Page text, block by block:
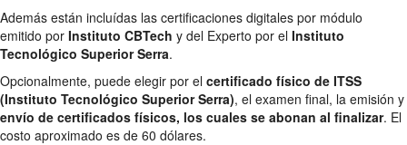
Además están incluídas las certificaciones digitales por módulo
emitido por Instituto CBTech y del Experto por el Instituto
Tecnológico Superior Serra.
Opcionalmente, puede elegir por el certificado físico de ITSS
(Instituto Tecnológico Superior Serra), el examen final, la emisión y
envío de certificados físicos, los cuales se abonan al finalizar. El
costo aproximado es de 60 dólares.